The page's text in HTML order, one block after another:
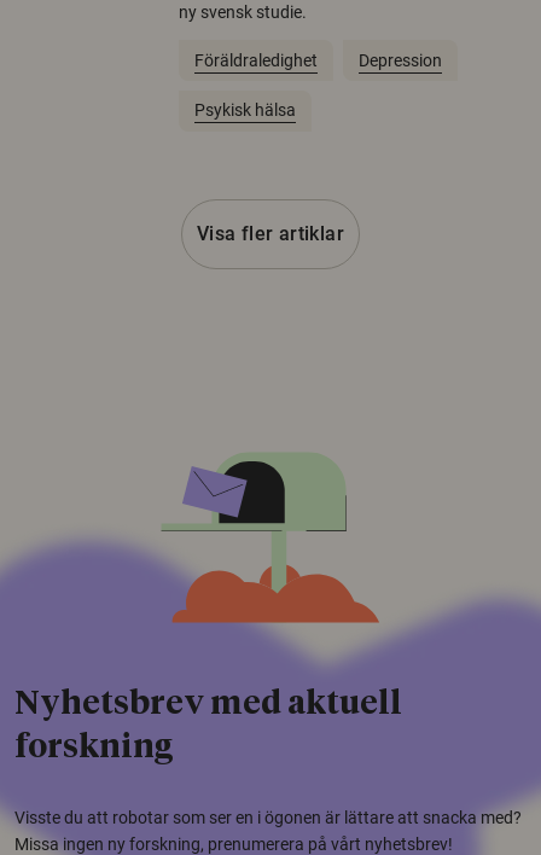
ny svensk studie.
Föräldraledighet Depression
Psykisk hälsa
Visa fler artiklar
Nyhetsbrev med aktuell
forskning
Visste du att robotar som ser en i ögonen är lättare att snacka med?
Missa ingen ny forskning, prenumerera på vårt nyhetsbrev!